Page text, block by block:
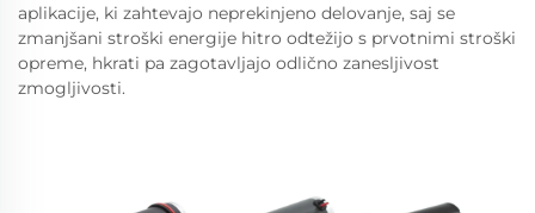
aplikacije, ki zahtevajo neprekinjeno delovanje, saj se
zmanjšani stroški energije hitro odtežijo s prvotnimi stroški
opreme, hkrati pa zagotavljajo odlično zanesljivost
zmogljivosti.